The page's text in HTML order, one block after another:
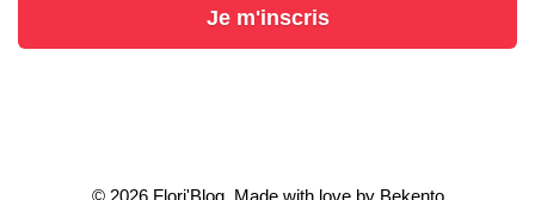
Je m'inscris
© 2026 Flori'Blog. Made with love by Bekento